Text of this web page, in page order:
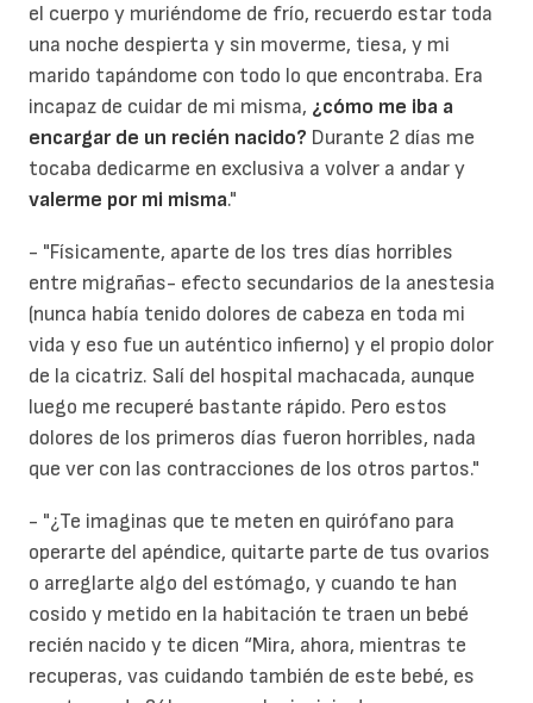
el cuerpo y muriéndome de frío, recuerdo estar toda
una noche despierta y sin moverme, tiesa, y mi
marido tapándome con todo lo que encontraba. Era
incapaz de cuidar de mi misma, ¿cómo me iba a
encargar de un recién nacido? Durante 2 días me
tocaba dedicarme en exclusiva a volver a andar y
valerme por mi misma."
- "Físicamente, aparte de los tres días horribles
entre migrañas- efecto secundarios de la anestesia
(nunca había tenido dolores de cabeza en toda mi
vida y eso fue un auténtico infierno) y el propio dolor
de la cicatriz. Salí del hospital machacada, aunque
luego me recuperé bastante rápido. Pero estos
dolores de los primeros días fueron horribles, nada
que ver con las contracciones de los otros partos."
- "¿Te imaginas que te meten en quirófano para
operarte del apéndice, quitarte parte de tus ovarios
o arreglarte algo del estómago, y cuando te han
cosido y metido en la habitación te traen un bebé
recién nacido y te dicen “Mira, ahora, mientras te
recuperas, vas cuidando también de este bebé, es